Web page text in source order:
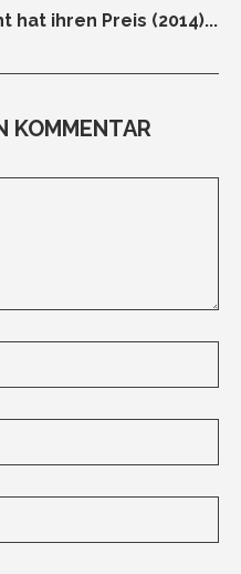
hat ihren Preis (2014)...
KOMMENTAR